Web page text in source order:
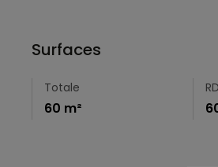
Surfaces
Totale
60 m²